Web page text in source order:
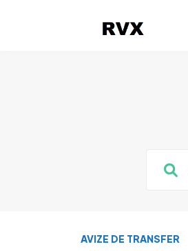
AVIZE DE TRANSFER